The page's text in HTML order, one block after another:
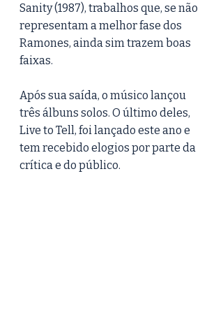
Sanity (1987), trabalhos que, se não
representam a melhor fase dos
Ramones, ainda sim trazem boas
faixas.
Após sua saída, o músico lançou
três álbuns solos. O último deles,
Live to Tell, foi lançado este ano e
tem recebido elogios por parte da
crítica e do público.